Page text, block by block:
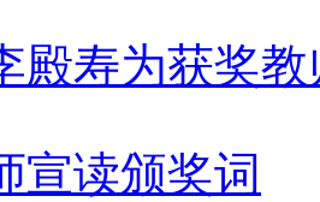
殿寿为获奖
宣读颁奖词